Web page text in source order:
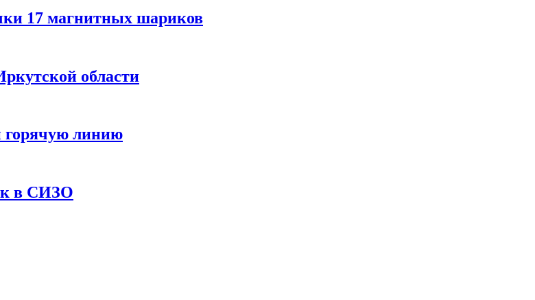
17 магнитных шариков
области
горячую линию
в СИЗО